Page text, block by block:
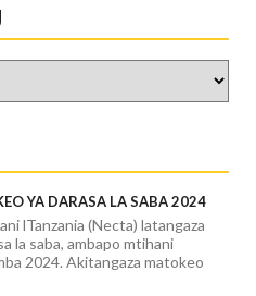
YA DARASA LA SABA 2024
lTanzania (Necta) latangaza
la saba, ambapo mtihani
2024. Akitangaza matokeo